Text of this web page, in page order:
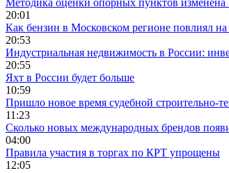
Методика оценки опорных пунктов
20:01
Как бензин в Московском регионе повлиял
20:53
Индустриальная недвижимость в России:
20:55
Яхт в России будет больше
10:59
Пришло новое время судебной строительно-
11:23
Сколько новых международных брендов
04:00
Правила участия в торгах по КРТ упрощены
12:05